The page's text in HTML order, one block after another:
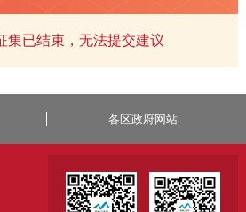
集已结束，无法提交建议
各区政府网站